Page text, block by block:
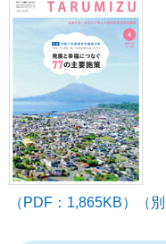
（PDF：1,865KB）（